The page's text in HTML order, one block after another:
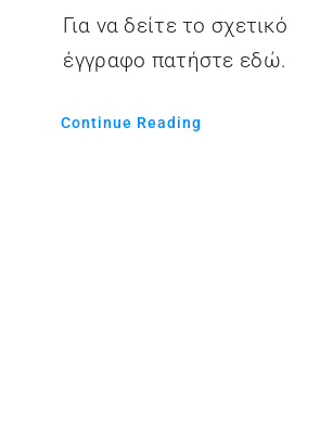
Για να δείτε το σχετικό
έγγραφο πατήστε εδώ.
Continue Reading